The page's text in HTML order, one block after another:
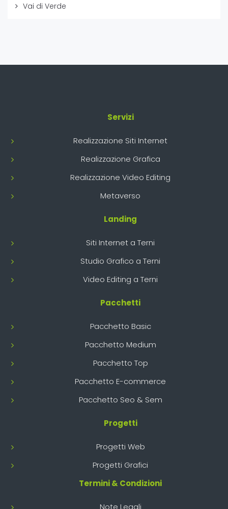
Vai di Verde
Servizi
Realizzazione Siti Internet
Realizzazione Grafica
Realizzazione Video Editing
Metaverso
Landing
Siti Internet a Terni
Studio Grafico a Terni
Video Editing a Terni
Pacchetti
Pacchetto Basic
Pacchetto Medium
Pacchetto Top
Pacchetto E-commerce
Pacchetto Seo & Sem
Progetti
Progetti Web
Progetti Grafici
Termini & Condizioni
Note Legali